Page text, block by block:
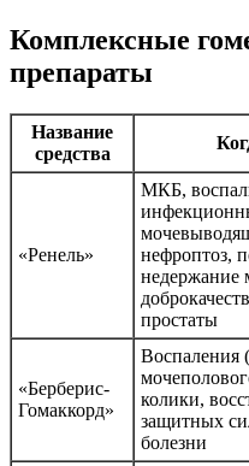
Комплексные
препараты
Название
средства
«Ренель»
МКБ,
нефроптоз,
недержание
простаты
«Берберис-
Гомаккорд»
Воспаления
колики,
защитных
болезни